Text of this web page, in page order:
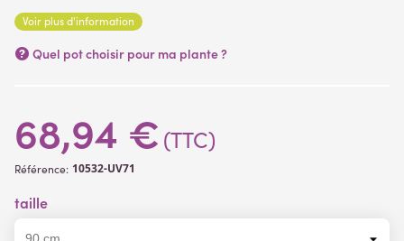
Feuillage assez dense. Livré dans un support plastique type
Voir plus d'information
Quel pot choisir pour ma plante ?
68,94 € (TTC)
Référence: 10532-UV71
taille